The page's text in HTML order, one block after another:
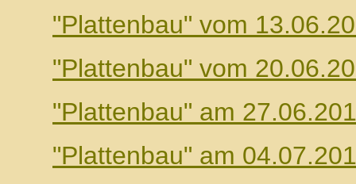
"Plattenbau" vom
"Plattenbau" vom
"Plattenbau" am
"Plattenbau" am